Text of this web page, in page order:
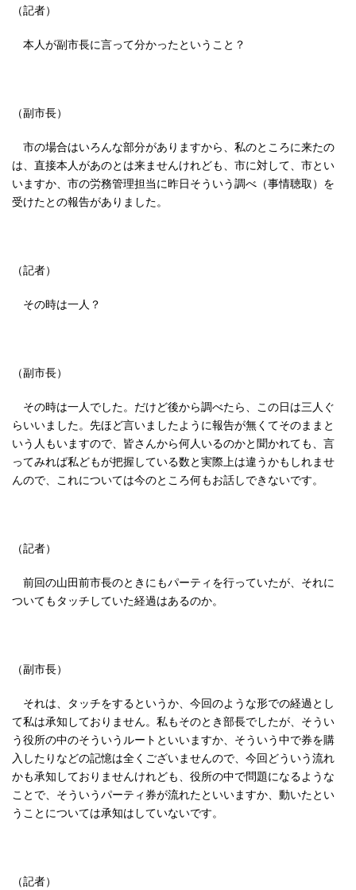
（記者）
本人が副市長に言って分かったということ？
（副市長）
市の場合はいろんな部分がありますから、私のところに来たの
は、直接本人があのとは来ませんけれども、市に対して、市とい
いますか、市の労務管理担当に昨日そういう調べ（事情聴取）を
受けたとの報告がありました。
（記者）
その時は一人？
（副市長）
その時は一人でした。だけど後から調べたら、この日は三人ぐ
らいいました。先ほど言いましたように報告が無くてそのままと
いう人もいますので、皆さんから何人いるのかと聞かれても、言
ってみれば私どもが把握している数と実際上は違うかもしれませ
んので、これについては今のところ何もお話しできないです。
（記者）
前回の山田前市長のときにもパーティを行っていたが、それに
ついてもタッチしていた経過はあるのか。
（副市長）
それは、タッチをするというか、今回のような形での経過とし
て私は承知しておりません。私もそのとき部長でしたが、そうい
う役所の中のそういうルートといいますか、そういう中で券を購
入したりなどの記憶は全くございませんので、今回どういう流れ
かも承知しておりませんけれども、役所の中で問題になるような
ことで、そういうパーティ券が流れたといいますか、動いたとい
うことについては承知はしていないです。
（記者）